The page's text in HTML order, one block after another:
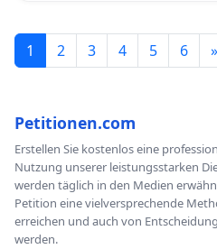
1 2 3 4 5 6 »
Petitionen.com
Erstellen Sie kostenlos eine
Nutzung unserer leistungsstarken
werden täglich in den Medien
Petition eine vielversprechende
erreichen und auch von
werden.